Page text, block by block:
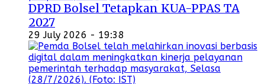
DPRD Bolsel Tetapkan KUA-PPAS TA
2027
29 July 2026 - 19:38